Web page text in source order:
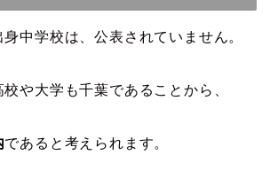
中学校は、公表されていません。
や大学も千葉であることから、
であると考えられます。